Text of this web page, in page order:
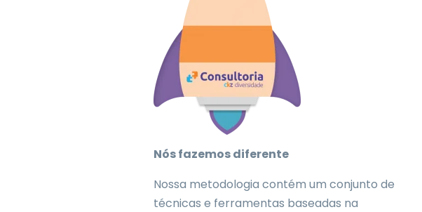
Nós fazemos diferente
Nossa metodologia contém um conjunto de
técnicas e ferramentas baseadas na